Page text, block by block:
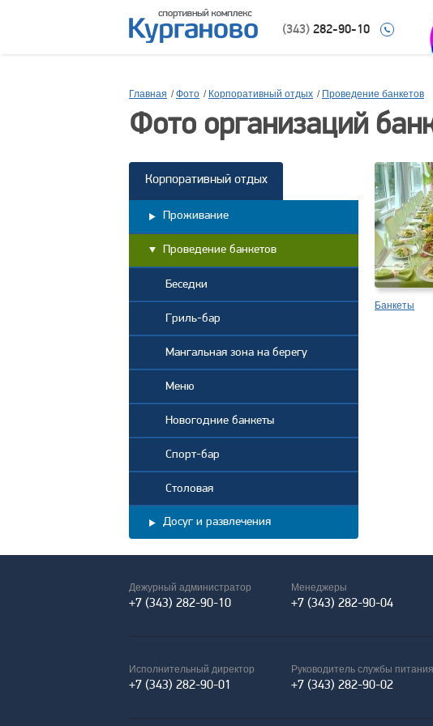
(343) 282-90-10
Главная /Фото / Корпоративный отдых / Проведение банкетов
Фото организаций
Корпоративный отдых
Проживание
Проведение банкетов
Беседки
Гриль-бар
Мангальная зона на берегу
Меню
Новогодние банкеты
Спорт-бар
Столовая
Досуг и развлечения
Банкеты
Дежурный администратор
+7 (343) 282-90-10
Менеджеры
+7 (343) 282-90-04
Исполнительный директор
+7 (343) 282-90-01
Руководитель службы питания
+7 (343) 282-90-02